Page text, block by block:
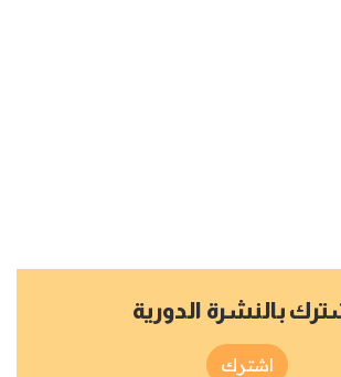
بالنشرة الدورية
اشترك